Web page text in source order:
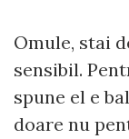
Omule, stai
sensibil.
spune el e
doare nu